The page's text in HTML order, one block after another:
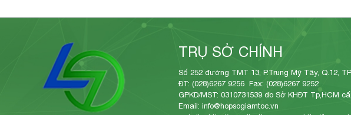
TRỤ SỞ CHÍNH
Số 252 đường TMT 13, P.Trung Mỹ Tây, Q.12,
ĐT: (028)6267 9256 Fax: (028)6267 9252
GPKD/MST: 0310731539 do Sở KHĐT Tp,HCM
Email: info@hopsogiamtoc.vn